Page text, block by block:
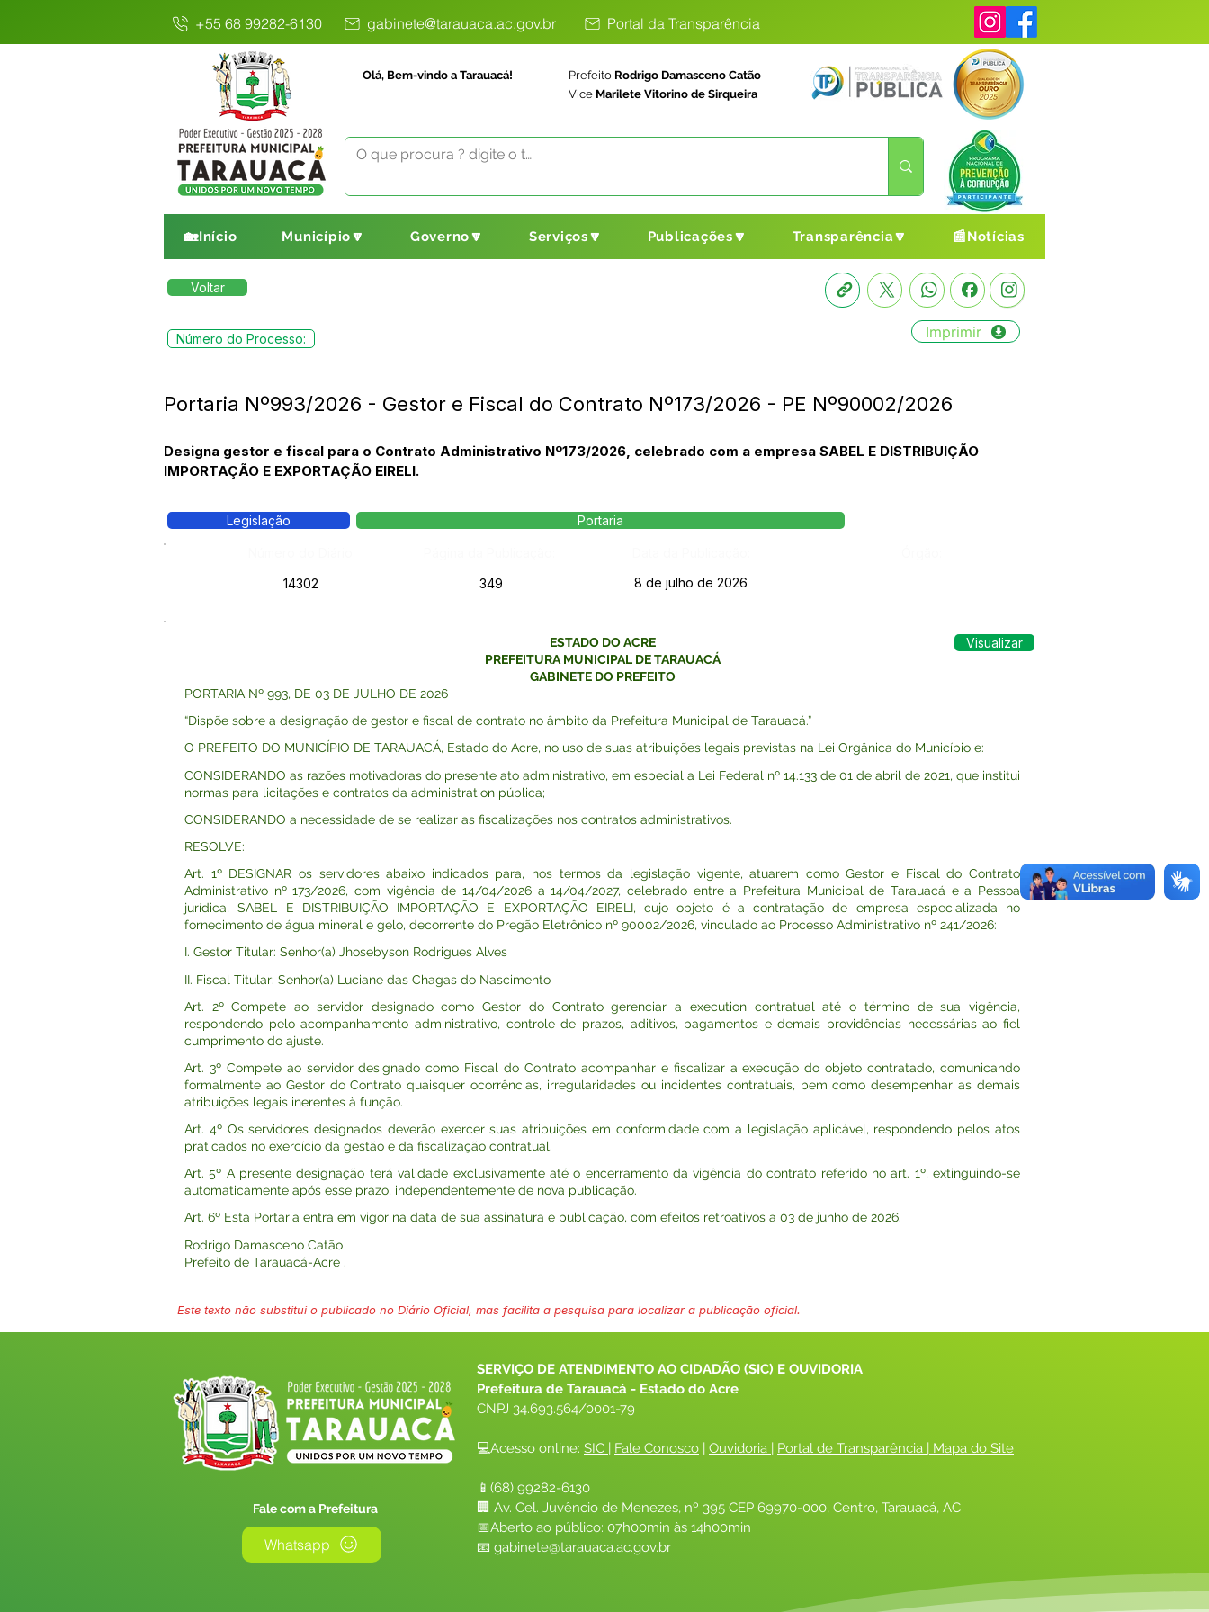
+55 68 99282-6130 gabinete@tarauaca.ac.gov.br Portal da Transparência
Olá, Bem-vindo a Tarauacá! Prefeito Rodrigo Damasceno Catão
Vice Marilete Vitorino de Sirqueira
🏡Início Município🔽 Governo🔽 Serviços🔽 Publicações🔽 Transparência🔽 📰Notícias
Voltar
Número do Processo: Imprimir
Portaria Nº993/2026 - Gestor e Fiscal do Contrato Nº173/2026 - PE Nº90002/2026
Designa gestor e fiscal para o Contrato Administrativo Nº173/2026, celebrado com a empresa SABEL E DISTRIBUIÇÃO
IMPORTAÇÃO E EXPORTAÇÃO EIRELI.
Legislação Portaria
14302
349 8 de julho de 2026
ESTADO DO ACRE
PREFEITURA MUNICIPAL DE TARAUACÁ
GABINETE DO PREFEITO
PORTARIA Nº 993, DE 03 DE JULHO DE 2026
“Dispõe sobre a designação de gestor e fiscal de contrato no âmbito da Prefeitura Municipal de Tarauacá.”
O PREFEITO DO MUNICÍPIO DE TARAUACÁ, Estado do Acre, no uso de suas atribuições legais previstas na Lei Orgânica do Município e:
CONSIDERANDO as razões motivadoras do presente ato administrativo, em especial a Lei Federal nº 14.133 de 01 de abril de 2021, que institui
normas para licitações e contratos da administration pública;
CONSIDERANDO a necessidade de se realizar as fiscalizações nos contratos administrativos.
RESOLVE:
Art. 1º DESIGNAR os servidores abaixo indicados para, nos termos da legislação vigente, atuarem como Gestor e Fiscal do Contrato
Administrativo nº 173/2026, com vigência de 14/04/2026 a 14/04/2027, celebrado entre a Prefeitura Municipal de Tarauacá e a Pessoa
jurídica, SABEL E DISTRIBUIÇÃO IMPORTAÇÃO E EXPORTAÇÃO EIRELI, cujo objeto é a contratação de empresa especializada no
fornecimento de água mineral e gelo, decorrente do Pregão Eletrônico nº 90002/2026, vinculado ao Processo Administrativo nº 241/2026:
I. Gestor Titular: Senhor(a) Jhosebyson Rodrigues Alves
II. Fiscal Titular: Senhor(a) Luciane das Chagas do Nascimento
Art. 2º Compete ao servidor designado como Gestor do Contrato gerenciar a execution contratual até o término de sua vigência,
respondendo pelo acompanhamento administrativo, controle de prazos, aditivos, pagamentos e demais providências necessárias ao fiel
cumprimento do ajuste.
Art. 3º Compete ao servidor designado como Fiscal do Contrato acompanhar e fiscalizar a execução do objeto contratado, comunicando
formalmente ao Gestor do Contrato quaisquer ocorrências, irregularidades ou incidentes contratuais, bem como desempenhar as demais
atribuições legais inerentes à função.
Art. 4º Os servidores designados deverão exercer suas atribuições em conformidade com a legislação aplicável, respondendo pelos atos
praticados no exercício da gestão e da fiscalização contratual.
Art. 5º A presente designação terá validade exclusivamente até o encerramento da vigência do contrato referido no art. 1º, extinguindo-se
automaticamente após esse prazo, independentemente de nova publicação.
Art. 6º Esta Portaria entra em vigor na data de sua assinatura e publicação, com efeitos retroativos a 03 de junho de 2026.
Rodrigo Damasceno Catão
Prefeito de Tarauacá-Acre .
Visualizar
Este texto não substitui o publicado no Diário Oficial, mas facilita a pesquisa para localizar a publicação oficial.
Fale com a Prefeitura
Whatsapp
SERVIÇO DE ATENDIMENTO AO CIDADÃO (SIC) E OUVIDORIA
Prefeitura de Tarauacá - Estado do Acre
CNPJ 34.693.564/0001-79
💻Acesso online: SIC | Fale Conosco | Ouvidoria | Portal de Transparência | Mapa do Site
📱(68) 99282-6130
🏢 Av. Cel. Juvêncio de Menezes, nº 395 CEP 69970-000, Centro, Tarauacá, AC
📅Aberto ao público: 07h00min às 14h00min
📧 gabinete@tarauaca.ac.gov.br